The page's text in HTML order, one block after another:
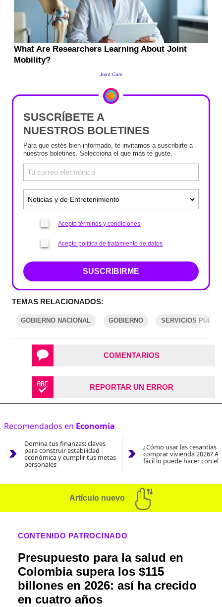
SUSCRÍBETE A
NUESTROS BOLETINES
Para que estés bien informado, te invitamos a suscribirte a
nuestros boletines. Selecciona el que más te guste.
Acepto términos y condiciones
Acepto política de tratamiento de datos
SUSCRIBIRME
TEMAS RELACIONADOS:
GOBIERNO NACIONAL GOBIERNO SERVICIOS
COMENTARIOS
REPORTAR UN ERROR
Recomendados en Economía
Domina tus finanzas: claves
para construir estabilidad
económica y cumplir tus metas
personales
¿Cómo usar las cesantías
comprar vivienda 2026?
fácil lo puede hacer con el
Artículo nuevo
CONTENIDO PATROCINADO
Presupuesto para la salud en
Colombia supera los $115
billones en 2026: así ha crecido
en cuatro años